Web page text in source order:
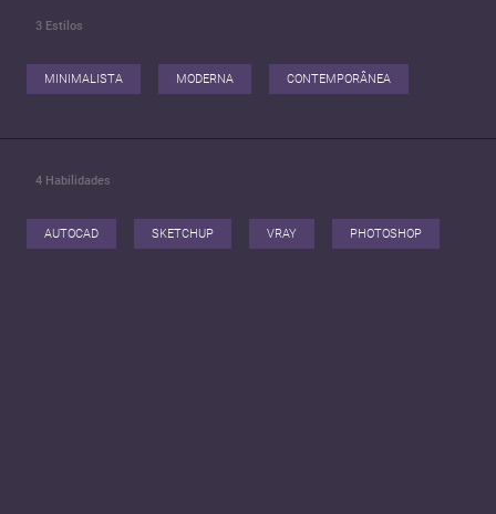
3 Estilos
MINIMALISTA MODERNA CONTEMPORÂNEA
4 Habilidades
AUTOCAD SKETCHUP VRAY PHOTOSHOP